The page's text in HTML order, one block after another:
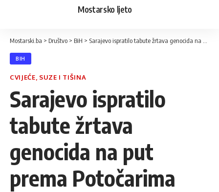
Mostarsko ljeto
Mostarski.ba > Društvo > BiH > Sarajevo ispratilo tabute žrtava genocida na put prema Potočarima
BIH
CVIJEĆE, SUZE I TIŠINA
Sarajevo ispratilo
tabute žrtava
genocida na put
prema Potočarima